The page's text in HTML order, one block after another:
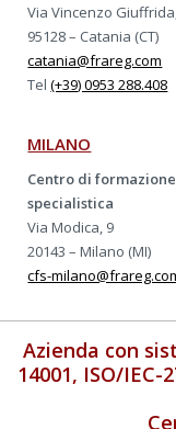
Via Vincenzo
95128 – Catania (CT)
catania@frareg.com
Tel(+39) 0953 288.408
MILANO
Centro di formazione
specialistica
Via Modica, 9
20143 – Milano (MI)
cfs-
Azienda con
14001, ISO/IEC-